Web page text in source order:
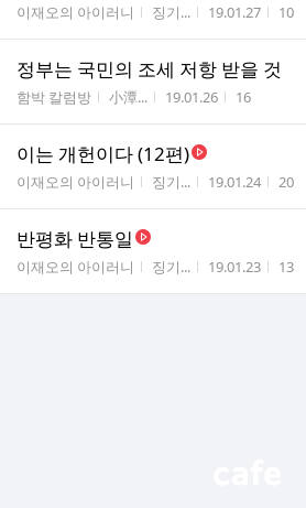
게시판명
이재오의 아이러니 작성자
징기... 작성시간
19.01.27 조회
10
정부는 국민의 조세 저항 받을 것
게시판명
함박 칼럼방 작성자
小潭... 작성시간
19.01.26 조회수
16
이는 개헌이다 (12편)
게시판명
이재오의 아이러니 작성자
징기... 작성시간
19.01.24 조회
20
반평화 반통일
게시판명
이재오의 아이러니 작성자
징기... 작성시간
19.01.23 조회
13